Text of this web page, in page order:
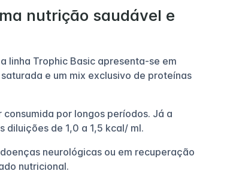
nutrição saudável e
linha Trophic Basic apresenta-se em
e um mix exclusivo de proteínas
por longos períodos. Já a
de 1,0 a 1,5 kcal/ ml.
neurológicas ou em recuperação
nutricional.